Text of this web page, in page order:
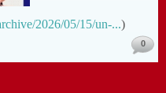
2026/05/15/un-...)
0